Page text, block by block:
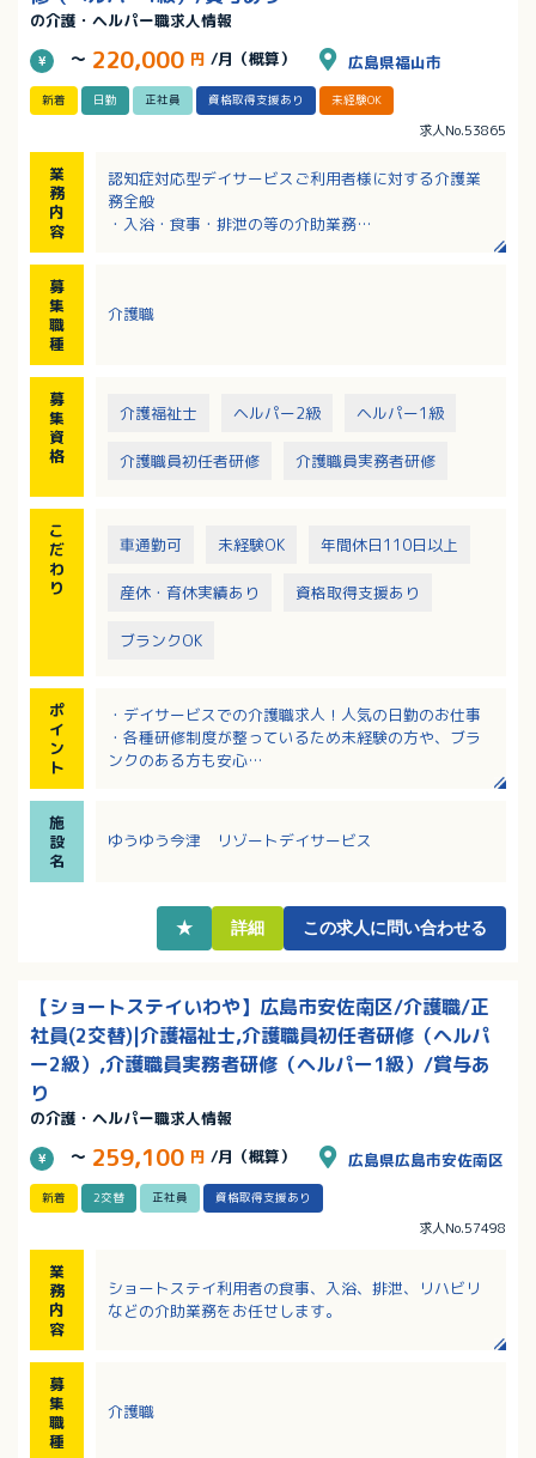
の介護・ヘルパー職求人情報
～ 220,000 円 /月（概算） 広島県福山市
新着 日勤 正社員 資格取得支援あり 未経験OK
求人No.53865
業
務
内
容
認知症対応型デイサービスご利用者様に対する介護業
務全般
・入浴・食事・排泄の等の介助業務
募
集
職
種
介護職
募
集
資
格
介護福祉士 ヘルパー2級 ヘルパー1級
介護職員初任者研修 介護職員実務者研修
こ
だ
わ
り
車通勤可 未経験OK 年間休日110日以上
産休・育休実績あり 資格取得支援あり
ブランクOK
ポ
イ
ン
ト
・デイサービスでの介護職求人！人気の日勤のお仕事
・各種研修制度が整っているため未経験の方や、ブラ
ンクのある方も安心
す
・幅広い世代の方が活躍中
施
設
名
ゆうゆう今津 リゾートデイサービス
★ 詳細 この求人に問い合わせる
【ショートステイいわや】広島市安佐南区/介護職/正
社員(2交替)|介護福祉士,介護職員初任者研修（ヘルパ
ー2級）,介護職員実務者研修（ヘルパー1級）/賞与あ
り
の介護・ヘルパー職求人情報
～ 259,100 円 /月（概算） 広島県広島市安佐南区
新着 2交替 正社員 資格取得支援あり
求人No.57498
業
務
内
容
ショートステイ利用者の食事、入浴、排泄、リハビリ
などの介助業務をお任せします。
募
集
職
種
介護職